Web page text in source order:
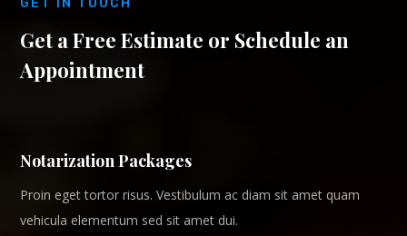
GET IN TOUCH
Get a Free Estimate or Schedule an
Appointment
Notarization Packages
Proin eget tortor risus. Vestibulum ac diam sit amet quam
vehicula elementum sed sit amet dui.